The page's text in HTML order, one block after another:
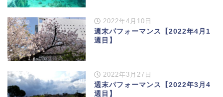
2022年4月10日
週末パフォーマンス【2022年4月1
週目】
2022年3月27日
週末パフォーマンス【2022年3月4
週目】